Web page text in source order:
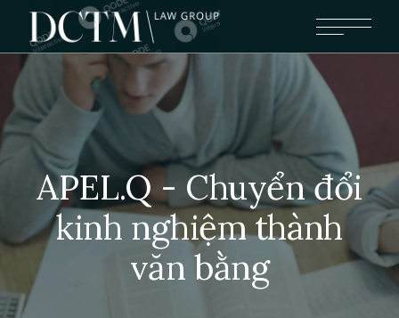
APEL.Q - Chuyển đổi
kinh nghiệm thành
văn bằng